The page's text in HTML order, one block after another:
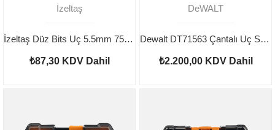
İzeltaş
İzeltaş Düz Bits Uç 5.5mm 75 mm
₺87,30 KDV Dahil
DeWALT
Dewalt DT71563 Çantalı Uç Seti 100 Parça
₺2.200,00 KDV Dahil